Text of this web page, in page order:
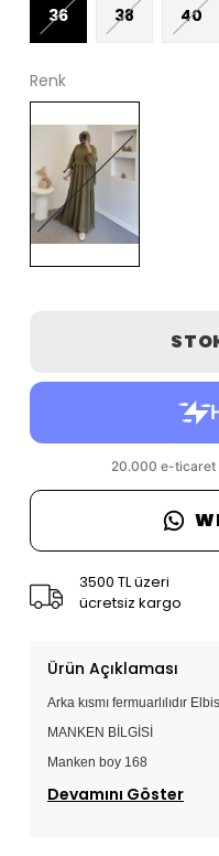
36 38 40
Renk
3500 TL üzeri
ücretsiz kargo
Ürün Açıklaması
Arka kısmı fermuarlılıdır
MANKEN BİLGİSİ
Manken boy 168
Devamını Göster